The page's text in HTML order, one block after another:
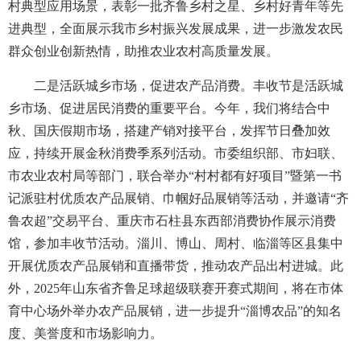
村典型应用场景，表彰一批齐鲁乡村之星、乡村好青年等先
进典型，全面展示我市乡村振兴发展成果，进一步激发农民
群众创业创新热情，助推农业农村高质量发展。
二是活跃城乡市场，促进农产品消费。丰收节是活跃城
乡市场、促进居民消费的重要平台。今年，我们将结合中
秋、国庆假期市场，搭建产销对接平台，发挥节日叠加效
应，持续开展金秋消费季系列活动。市委组织部、市妇联、
市农业农村局等部门，联合举办“村村都有好项目”暨第一书
记派驻村优质农产品展销、巾帼好品展销等活动，并邀请“齐
鲁农超”交易平台、重庆市石柱县东西部消费协作展示消费
馆，参加丰收节活动。淄川、博山、周村、临淄等区县集中
开展优质农产品展销和直播带货，推动农产品出村进城。此
外，2025年山东省齐鲁足球超级联赛开赛式期间，将在市体
育中心场外举办农产品展销，进一步提升“淄博农品”的知名
度、美誉度和市场影响力。